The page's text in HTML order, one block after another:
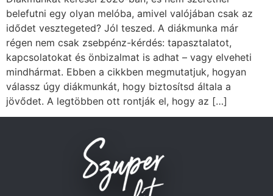
belefutni egy olyan melóba, amivel valójában csak az
idődet vesztegeted? Jól teszed. A diákmunka már
régen nem csak zsebpénz-kérdés: tapasztalatot,
kapcsolatokat és önbizalmat is adhat – vagy elveheti
mindhármat. Ebben a cikkben megmutatjuk, hogyan
válassz úgy diákmunkát, hogy biztosítsd általa a
jövődet. A legtöbben ott rontják el, hogy az […]